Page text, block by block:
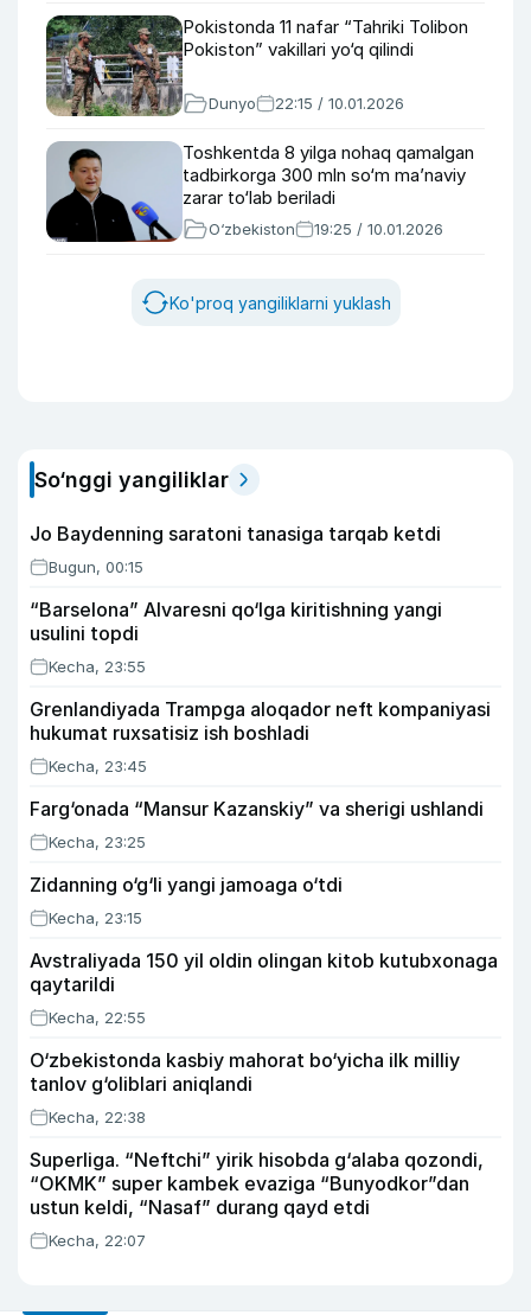
Pokistonda 11 nafar “Tahriki Tolibon
Pokiston” vakillari yo‘q qilindi
Dunyo 22:15 / 10.01.2026
Toshkentda 8 yilga nohaq qamalgan
tadbirkorga 300 mln so‘m ma’naviy
zarar to‘lab beriladi
O‘zbekiston 19:25 / 10.01.2026
Ko'proq yangiliklarni yuklash
So‘nggi yangiliklar
Jo Baydenning saratoni tanasiga tarqab ketdi
Bugun, 00:15
“Barselona” Alvaresni qo‘lga kiritishning yangi
usulini topdi
Kecha, 23:55
Grenlandiyada Trampga aloqador neft kompaniyasi
hukumat ruxsatisiz ish boshladi
Kecha, 23:45
Farg‘onada “Mansur Kazanskiy” va sherigi ushlandi
Kecha, 23:25
Zidanning o‘g‘li yangi jamoaga o‘tdi
Kecha, 23:15
Avstraliyada 150 yil oldin olingan kitob kutubxonaga
qaytarildi
Kecha, 22:55
O‘zbekistonda kasbiy mahorat bo‘yicha ilk milliy
tanlov g‘oliblari aniqlandi
Kecha, 22:38
Superliga. “Neftchi” yirik hisobda g‘alaba qozondi,
“OKMK” super kambek evaziga “Bunyodkor”dan
ustun keldi, “Nasaf” durang qayd etdi
Kecha, 22:07